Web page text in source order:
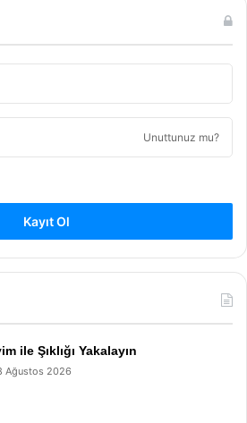
Unuttunuz mu?
Kayıt Ol
ile Şıklığı Yakalayın
Ağustos 2026